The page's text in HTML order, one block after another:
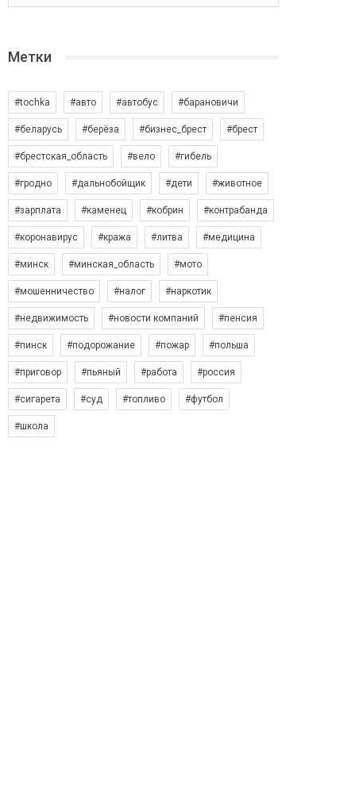
Метки
#tochka #авто #автобус #барановичи
#беларусь #берёза #бизнес_брест #брест
#брестская_область #вело #гибель
#гродно #дальнобойщик #дети #животное
#зарплата #каменец #кобрин #контрабанда
#коронавирус #кража #литва #медицина
#минск #минская_область #мото
#мошенничество #налог #наркотик
#недвижимость #новости компаний #пенсия
#пинск #подорожание #пожар #польша
#приговор #пьяный #работа #россия
#сигарета #суд #топливо #футбол
#школа